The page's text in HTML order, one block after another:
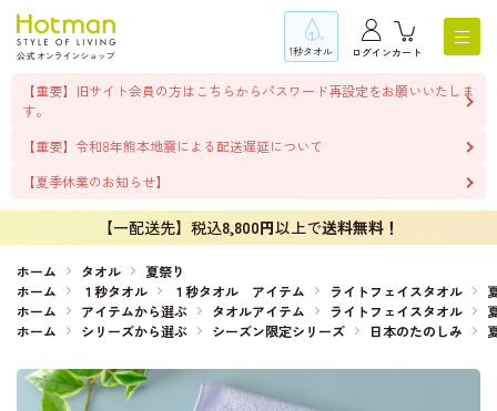
1秒タオル ログインカート
【重要】旧サイト会員の方はこちらからパスワード再設定をお願いいたしま
す。
【重要】令和8年熊本地震による配送遅延について
【夏季休業のお知らせ】
【一配送先】税込8,800円以上で送料無料！
ホーム タオル
夏祭り
ホーム
１秒タオル １秒タオル アイテム ライトフェイスタオル
ホーム
アイテムから選ぶ タオルアイテム ライトフェイスタオル
ホーム
シリーズから選ぶ シーズン限定シリーズ 日本のたのしみ